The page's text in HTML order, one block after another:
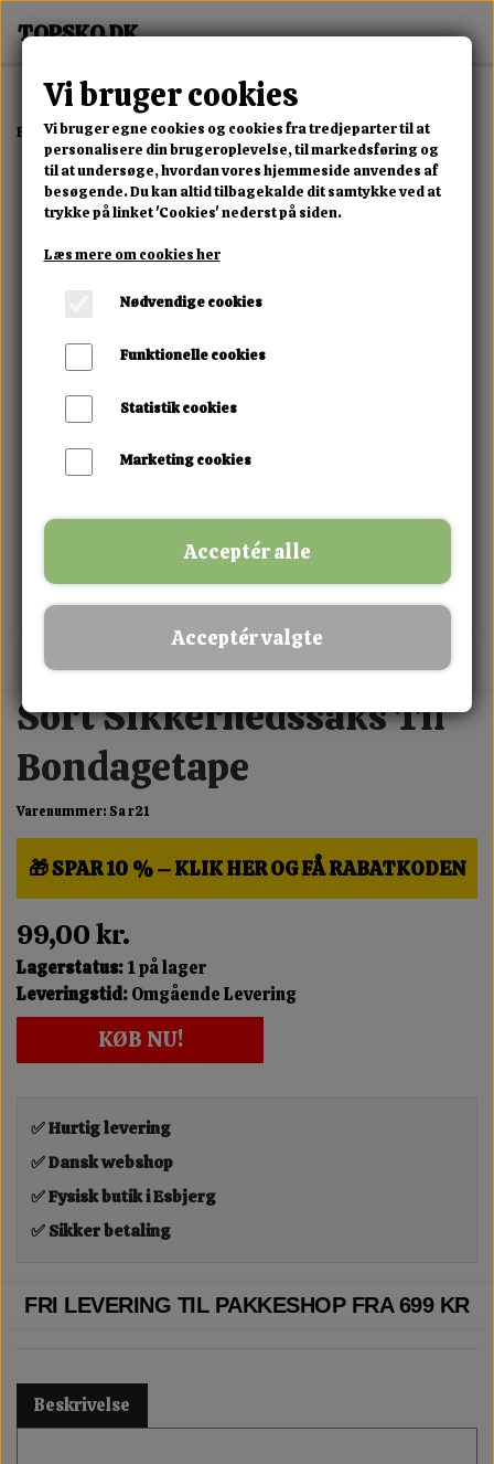
Forside Erotisk Kollektion Alle Produkter Sort Sikkerhedssaks
MIX FRIT · KØB 3 BETAL FOR 2
Sort Sikkerhedssaks Til
Bondagetape
Varenummer: Sa r21
🎁 SPAR 10 % – KLIK HER OG FÅ RABATKODEN
99,00 kr.
Lagerstatus:1 på lager
Leveringstid:Omgående Levering
KØB NU!
✅ Hurtig levering
✅ Dansk webshop
✅ Fysisk butik i Esbjerg
✅ Sikker betaling
FRI LEVERING TIL PAKKESHOP FRA 699 KR
Beskrivelse
Vi bruger cookies
Vi bruger egne cookies og cookies fra tredjeparter til at
personalisere din brugeroplevelse, til markedsføring og
til at undersøge, hvordan vores hjemmeside anvendes af
besøgende. Du kan altid tilbagekalde dit samtykke ved at
trykke på linket 'Cookies' nederst på siden.
Læs mere om cookies her
Nødvendige cookies
Funktionelle cookies
Statistik cookies
Marketing cookies
Acceptér alle
Acceptér valgte